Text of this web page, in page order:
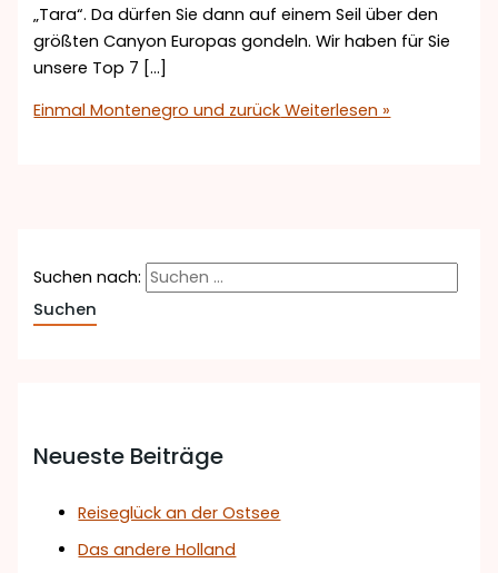
„Tara“. Da dürfen Sie dann auf einem Seil über den
größten Canyon Europas gondeln. Wir haben für Sie
unsere Top 7 […]
Einmal Montenegro und zurück Weiterlesen »
Suchen nach:
Neueste Beiträge
Reiseglück an der Ostsee
Das andere Holland